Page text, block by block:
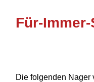
Für-
Die folgenden Nager